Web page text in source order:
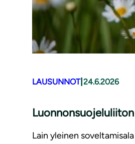
LAUSUNNOT| 24.6.2026
Lain yleinen